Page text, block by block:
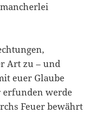
Art zu – und
euer Glaube
werde
Feuer bewährt